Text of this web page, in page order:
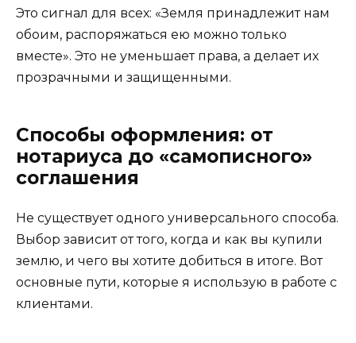
Это сигнал для всех: «Земля принадлежит нам
обоим, распоряжаться ею можно только
вместе». Это не уменьшает права, а делает их
прозрачными и защищенными.
Способы оформления: от
нотариуса до «самописного»
соглашения
Не существует одного универсального способа.
Выбор зависит от того, когда и как вы купили
землю, и чего вы хотите добиться в итоге. Вот
основные пути, которые я использую в работе с
клиентами.